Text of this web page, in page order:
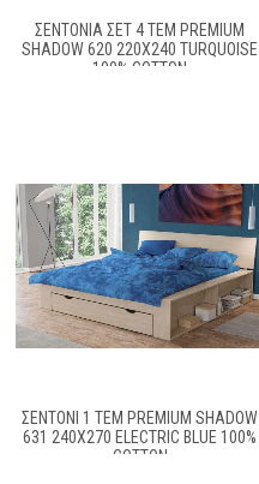
ΣΕΝΤΌΝΙΑ ΣΕΤ 4 ΤΕΜ PREMIUM
SHADOW 620 220X240 TURQUOISE
100% COTTON
ΣΕΝΤΌΝΙ 1 ΤΕΜ PREMIUM SHADOW
631 240X270 ELECTRIC BLUE 100%
COTTON